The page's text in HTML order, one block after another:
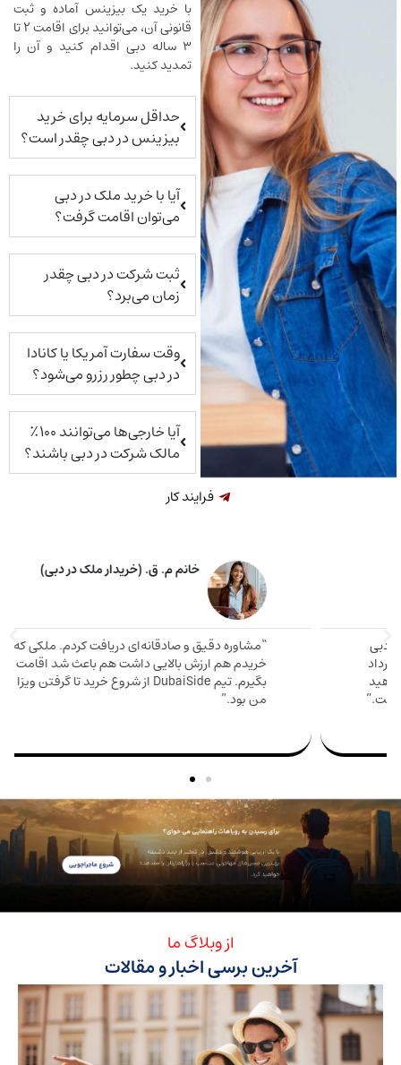
با خرید یک بیزینس آماده و ثبت
قانونی آن، می‌توانید برای اقامت ۲ تا
۳ ساله دبی اقدام کنید و آن را
تمدید کنید.
حداقل سرمایه برای خرید
بیزینس در دبی چقدر است؟
آیا با خرید ملک در دبی
می‌توان اقامت گرفت؟
ثبت شرکت در دبی چقدر
زمان می‌برد؟
وقت سفارت آمریکا یا کانادا
در دبی چطور رزرو می‌شود؟
آیا خارجی‌ها می‌توانند ۱۰۰٪
مالک شرکت در دبی باشند؟
خانم م. ق. (خریدار ملک در دبی)
دقیق و صادقانه‌ای دریافت کردم. ملکی که
هم ارزش بالایی داشت هم باعث شد اقامت
بگیرم. تیم DubaiSide از شروع خرید تا گرفتن ویزا کنار
و
آخرین برسی اخبار و مقالات